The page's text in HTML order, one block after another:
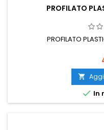
PROFILATO
PROFILATO

 In